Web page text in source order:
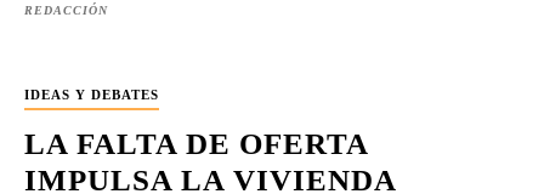
REDACCIÓN
IDEAS Y DEBATES
LA FALTA DE OFERTA
IMPULSA LA VIVIENDA